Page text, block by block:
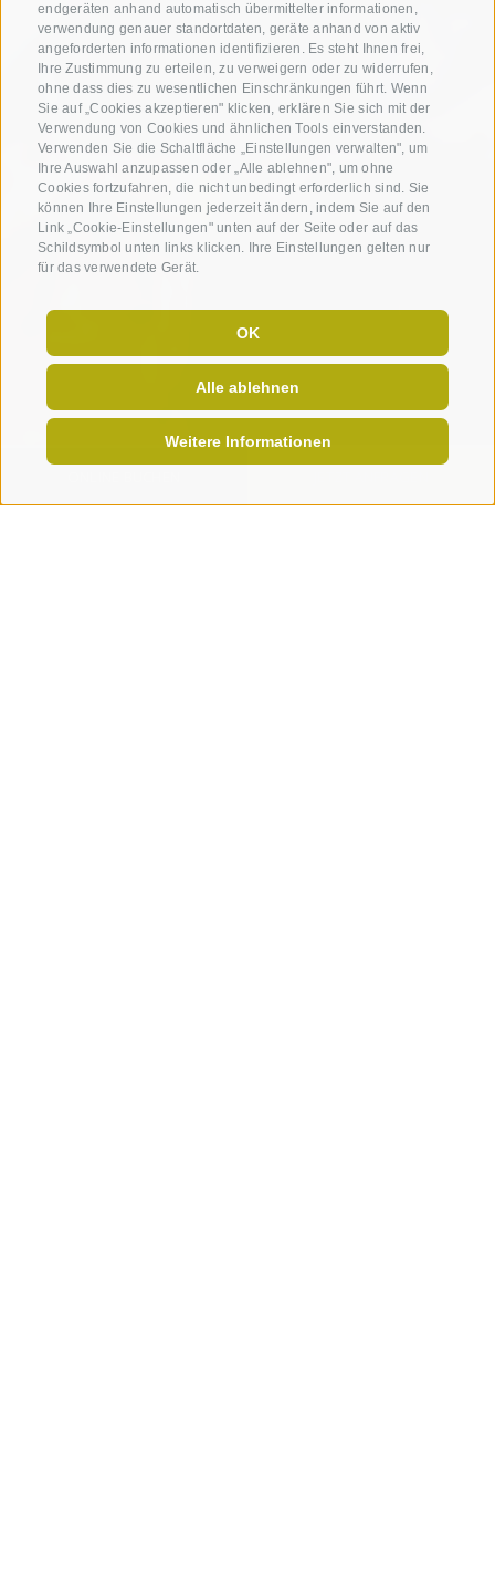
endgeräten anhand automatisch übermittelter informationen,
verwendung genauer standortdaten, geräte anhand von aktiv
angeforderten informationen identifizieren. Es steht Ihnen frei,
Ihre Zustimmung zu erteilen, zu verweigern oder zu widerrufen,
ohne dass dies zu wesentlichen Einschränkungen führt. Wenn
Sie auf „Cookies akzeptieren" klicken, erklären Sie sich mit der
Verwendung von Cookies und ähnlichen Tools einverstanden.
Verwenden Sie die Schaltfläche „Einstellungen verwalten", um
Ihre Auswahl anzupassen oder „Alle ablehnen", um ohne
Cookies fortzufahren, die nicht unbedingt erforderlich sind. Sie
können Ihre Einstellungen jederzeit ändern, indem Sie auf den
Link „Cookie-Einstellungen" unten auf der Seite oder auf das
Schildsymbol unten links klicken. Ihre Einstellungen gelten nur
für das verwendete Gerät.
OK
Alle ablehnen
Weitere Informationen